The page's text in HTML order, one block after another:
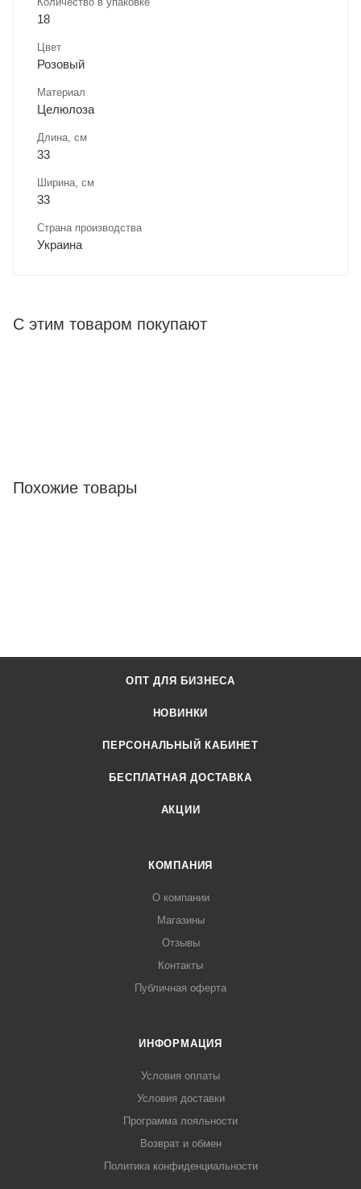
18
Цвет
Розовый
Материал
Целюлоза
Длина, cм
33
Ширина, cм
33
Страна производства
Украина
С этим товаром покупают
Похожие товары
ОПТ ДЛЯ БИЗНЕСА
НОВИНКИ
ПЕРСОНАЛЬНЫЙ КАБИНЕТ
БЕСПЛАТНАЯ ДОСТАВКА
АКЦИИ
КОМПАНИЯ
О компании
Магазины
Отзывы
Контакты
Публичная оферта
ИНФОРМАЦИЯ
Условия оплаты
Условия доставки
Программа лояльности
Возврат и обмен
Политика конфиденциальности